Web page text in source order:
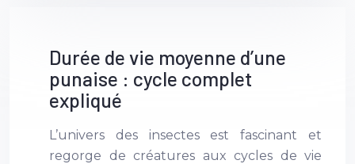
Durée de vie moyenne d’une
punaise : cycle complet
expliqué
L’univers des insectes est fascinant et
regorge de créatures aux cycles de vie